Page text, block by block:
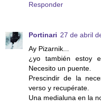
Responder
Portinari 27 de abril
Ay Pizarnik...
¿yo también estoy
Necesito un puente.
Prescindir de la
verso y recupérate.
Una medialuna en la